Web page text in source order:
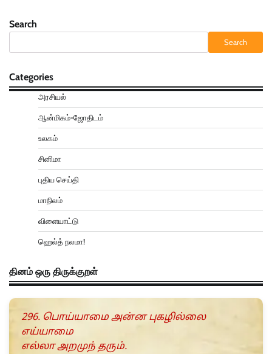
Search
Search
Categories
அரசியல்
ஆன்மிகம்-ஜோதிடம்
உலகம்
சினிமா
புதிய செய்தி
மாநிலம்
விளையாட்டு
ஹெல்த் நலமா!
தினம் ஒரு திருக்குறள்
296. பொய்யாமை அன்ன புகழில்லை
எய்யாமை
எல்லா அறமுந் தரும்.